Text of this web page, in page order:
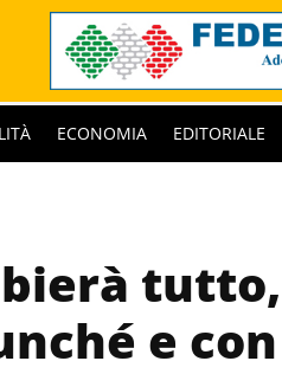
ECONOMIA EDITORIALE
e